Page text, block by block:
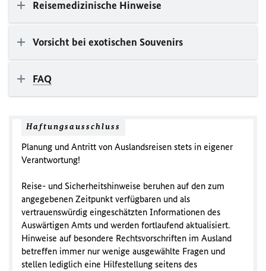
Reisemedizinische Hinweise
Vorsicht bei exotischen Souvenirs
FAQ
Haftungsausschluss
Planung und Antritt von Auslandsreisen stets in eigener
Verantwortung!
Reise- und Sicherheitshinweise beruhen auf den zum
angegebenen Zeitpunkt verfügbaren und als
vertrauenswürdig eingeschätzten Informationen des
Auswärtigen Amts und werden fortlaufend aktualisiert.
Hinweise auf besondere Rechtsvorschriften im Ausland
betreffen immer nur wenige ausgewählte Fragen und
stellen lediglich eine Hilfestellung seitens des